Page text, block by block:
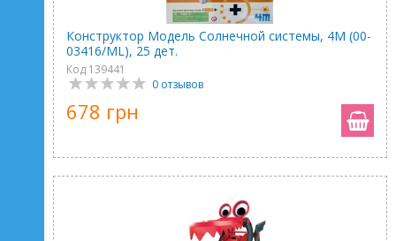
Конструктор Модель Солнечной системы, 4M (00-
03416/ML), 25 дет.
Код 139441
0 отзывов
678 грн